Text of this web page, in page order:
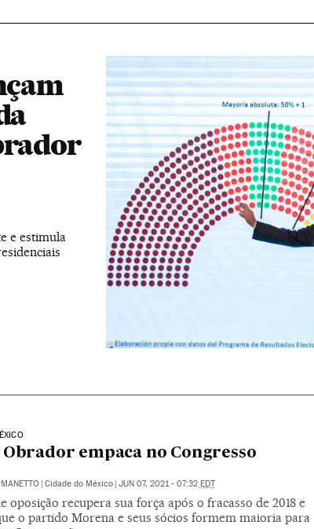
e estimula
Obrador empaca no Congresso
| Cidade do México | JUN 07, 2021 - 07:32 EDT
oposição recupera sua força após o fracasso de 2018 e
o partido Morena e seus sócios formem maioria para